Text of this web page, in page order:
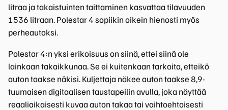
litraa ja takaistuinten taittaminen kasvattaa tilavuuden
1536 litraan. Polestar 4 sopiikin oikein hienosti myös
perheautoksi.
Polestar 4:n yksi erikoisuus on siinä, ettei siinä ole
lainkaan takaikkunaa. Se ei kuitenkaan tarkoita, etteikö
auton taakse näkisi. Kuljettaja näkee auton taakse 8,9-
tuumaisen digitaalisen taustapeilin avulla, joka näyttää
reaaliaikaisesti kuvaa auton takaa tai vaihtoehtoisesti